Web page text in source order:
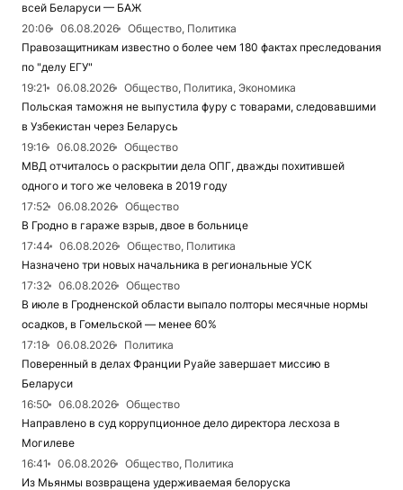
всей Беларуси — БАЖ
20:06
06.08.2026
Общество, Политика
Правозащитникам известно о более чем 180 фактах преследования
по "делу ЕГУ"
19:21
06.08.2026
Общество, Политика, Экономика
Польская таможня не выпустила фуру с товарами, следовавшими
в Узбекистан через Беларусь
19:16
06.08.2026
Общество
МВД отчиталось о раскрытии дела ОПГ, дважды похитившей
одного и того же человека в 2019 году
17:52
06.08.2026
Общество
В Гродно в гараже взрыв, двое в больнице
17:44
06.08.2026
Общество, Политика
Назначено три новых начальника в региональные УСК
17:32
06.08.2026
Общество
В июле в Гродненской области выпало полторы месячные нормы
осадков, в Гомельской — менее 60%
17:18
06.08.2026
Политика
Поверенный в делах Франции Руайе завершает миссию в
Беларуси
16:50
06.08.2026
Общество
Направлено в суд коррупционное дело директора лесхоза в
Могилеве
16:41
06.08.2026
Общество, Политика
Из Мьянмы возвращена удерживаемая белоруска